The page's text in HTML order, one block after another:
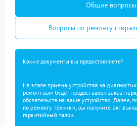
Общие вопросы
Вопросы по ремонту
Какие документы вы предоставляете?
На этапе приема устройства на
ремонт вам будет предоставлен заказ-
обязательств на ваше устройство. Далее,
по ремонту техники, вы получите акт
гарантийный талон.